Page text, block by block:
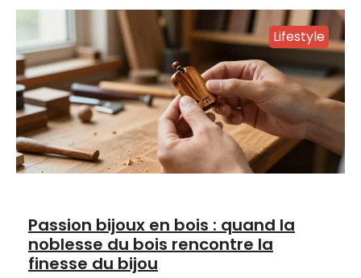
Lifestyle
Passion bijoux en bois : quand la
noblesse du bois rencontre la
finesse du bijou